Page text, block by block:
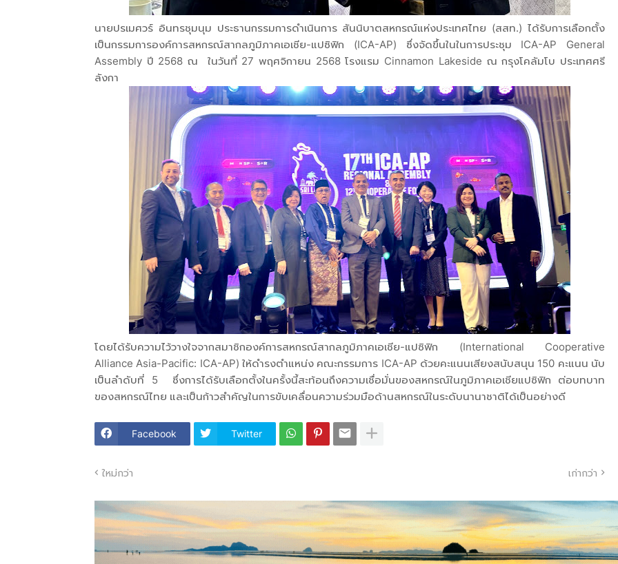
นายปรเมศวร์ อินทรชุมนุม ประธานกรรมการดำเนินการ สันนิบาตสหกรณ์แห่งประเทศไทย (สสท.) ได้รับการเลือกตั้ง
เป็นกรรมการองค์การสหกรณ์สากลภูมิภาคเอเชีย-แปซิฟิก (ICA-AP) ซึ่งจัดขึ้นในในการประชุม ICA-AP General
Assembly ปี 2568 ณ ในวันที่ 27 พฤศจิกายน 2568 โรงแรม Cinnamon Lakeside ณ กรุงโคลัมโบ ประเทศศรี
ลังกา
โดยได้รับความไว้วางใจจากสมาชิกองค์การสหกรณ์สากลภูมิภาคเอเชีย-แปซิฟิก (International Cooperative
Alliance Asia-Pacific: ICA-AP) ให้ดำรงตำแหน่ง คณะกรรมการ ICA-AP ด้วยคะแนนเสียงสนับสนุน 150 คะแนน นับ
เป็นลำดับที่ 5 ซึ่งการได้รับเลือกตั้งในครั้งนี้สะท้อนถึงความเชื่อมั่นของสหกรณ์ในภูมิภาคเอเชียแปซิฟิก ต่อบทบาท
ของสหกรณ์ไทย และเป็นก้าวสำคัญในการขับเคลื่อนความร่วมมือด้านสหกรณ์ในระดับนานาชาติได้เป็นอย่างดี
Facebook Twitter
ใหม่กว่า เก่ากว่า